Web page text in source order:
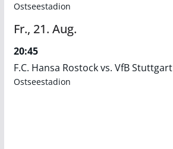
Ostseestadion
Fr., 21. Aug.
20:45
F.C. Hansa Rostock vs. VfB Stuttgart
Ostseestadion